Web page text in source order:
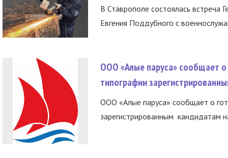
В Ставрополе состоялась встреча
Евгения Поддубного с
ООО «Алые паруса» сообщает о
типографии
ООО «Алые паруса» сообщает о
зарегистрированным кандидатам